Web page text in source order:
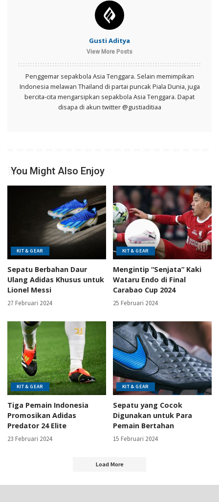
Gusti Aditya
View More Posts
Penggemar sepakbola Asia Tenggara. Selain memimpikan
Indonesia melawan Thailand di partai puncak Piala Dunia, juga
bercita-cita mengarsipkan sepakbola Asia Tenggara. Dapat
disapa di akun twitter @gustiaditiaa
You Might Also Enjoy
KIT & GEAR
Sepatu Berbahan Daur
Ulang Adidas Khusus untuk
Lionel Messi
27 Februari 2024
KIT & GEAR
Mengintip “Senjata” Kaki
Wataru Endo di Final
Carabao Cup 2024
25 Februari 2024
KIT & GEAR
Tiga Pemain Indonesia
Promosikan Adidas
Predator 24 Elite
23 Februari 2024
KIT & GEAR
Sepatu yang Cocok
Digunakan untuk Para
Pemain Bertahan
15 Februari 2024
Load More